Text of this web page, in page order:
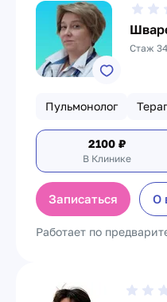
Стаж
Пульмонолог
2100 ₽
В Клинике
Записаться О
Работает по